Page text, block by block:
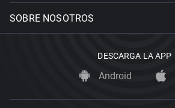
SOBRE NOSOTROS
DESCARGA LA APP
Android